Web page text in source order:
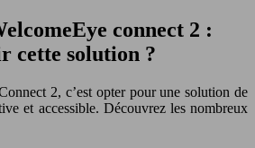
connect 2 :
cette solution ?
2, c’est opter pour une solution de
et accessible. Découvrez les nombreux